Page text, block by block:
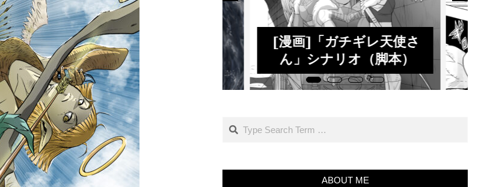
[漫画]「ガチギレ天使さ
ん」シナリオ（脚本）
Search
ABOUT ME